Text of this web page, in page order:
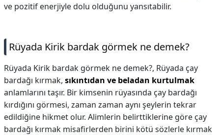
ve pozitif enerjiyle dolu olduğunu yansıtabilir.
Rüyada Kirik bardak görmek ne demek?
Rüyada Kirik bardak görmek ne demek?, Rüyada çay
bardağı kırmak, sıkıntıdan ve beladan kurtulmak
anlamlarını taşır. Bir kimsenin rüyasında çay bardağı
kırdığını görmesi, zaman zaman aynı şeylerin tekrar
edildiğine hikmet olur. Alimlerin belirttiklerine göre çay
bardağı kırmak misafirlerden birini kötü sözlerle kırmak